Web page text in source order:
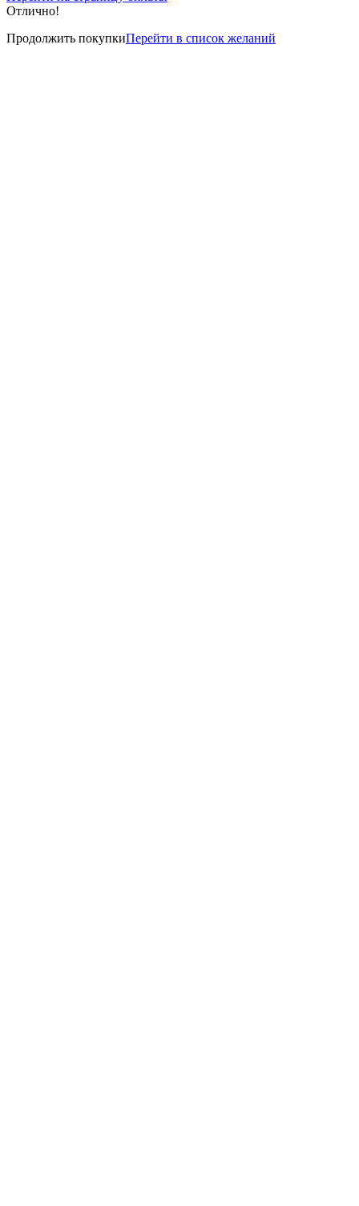
Отлично!
Продолжить покупкиПерейти в список желаний